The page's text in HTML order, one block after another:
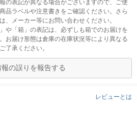
の表記が異なる場合がございますので、ご使
品ラベルや注意書きをご確認ください。さら
、メーカー等にお問い合わせください。
や「箱」の表記は、必ずしも箱でのお届けを
お届け形態は倉庫の在庫状況等により異なる
了承ください。
の誤りを報告する
レビューとは